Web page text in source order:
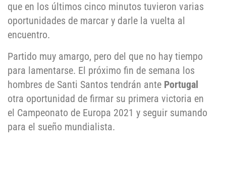
que en los últimos cinco minutos tuvieron varias
oportunidades de marcar y darle la vuelta al
encuentro.
Partido muy amargo, pero del que no hay tiempo
para lamentarse. El próximo fin de semana los
hombres de Santi Santos tendrán ante Portugal
otra oportunidad de firmar su primera victoria en
el Campeonato de Europa 2021 y seguir sumando
para el sueño mundialista.